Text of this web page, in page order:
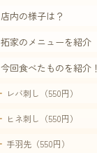
店内の様子は？
拓家のメニューを紹介
今回食べたものを紹介！
レバ刺し（550円）
ヒネ刺し（550円）
手羽先（550円）